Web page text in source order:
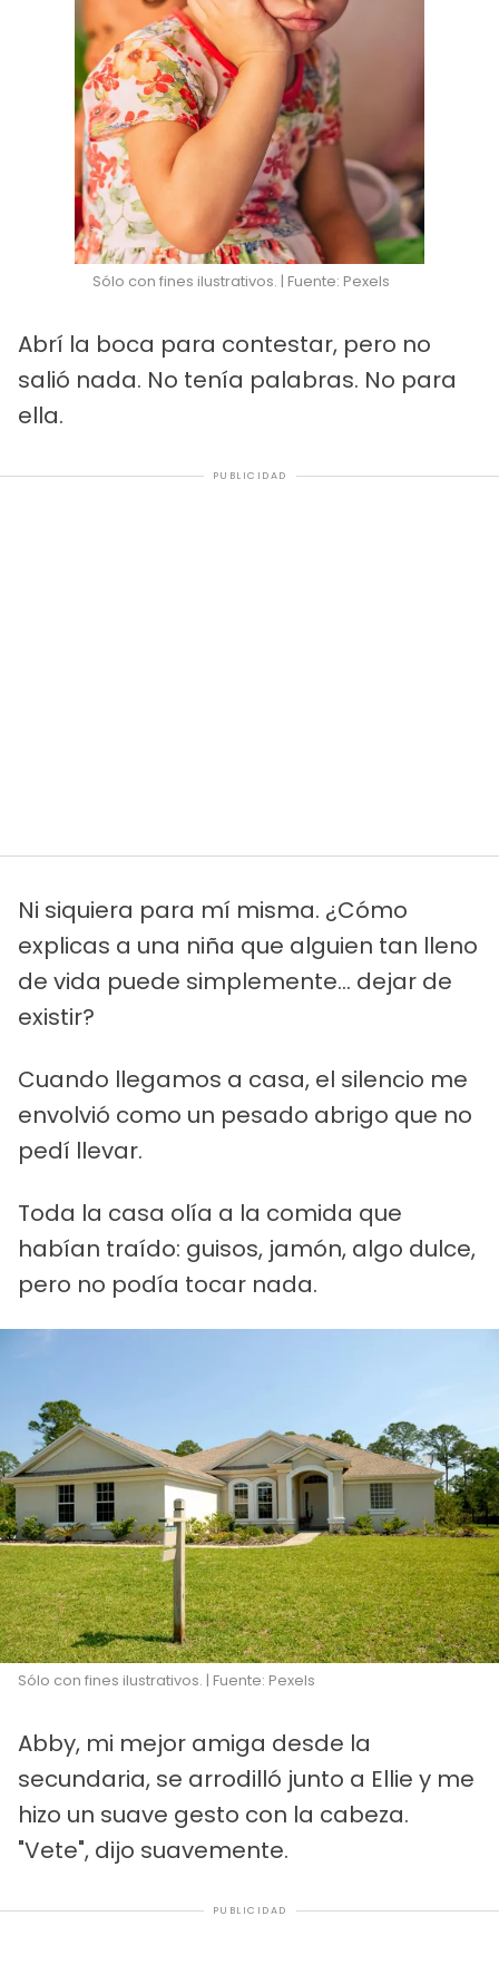
Sólo con fines ilustrativos. | Fuente: Pexels
Abrí la boca para contestar, pero no
salió nada. No tenía palabras. No para
ella.
PUBLICIDAD
Ni siquiera para mí misma. ¿Cómo
explicas a una niña que alguien tan lleno
de vida puede simplemente... dejar de
existir?
Cuando llegamos a casa, el silencio me
envolvió como un pesado abrigo que no
pedí llevar.
Toda la casa olía a la comida que
habían traído: guisos, jamón, algo dulce,
pero no podía tocar nada.
Sólo con fines ilustrativos. | Fuente: Pexels
Abby, mi mejor amiga desde la
secundaria, se arrodilló junto a Ellie y me
hizo un suave gesto con la cabeza.
"Vete", dijo suavemente.
PUBLICIDAD